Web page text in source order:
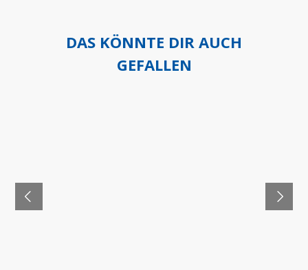
DAS KÖNNTE DIR AUCH
GEFALLEN